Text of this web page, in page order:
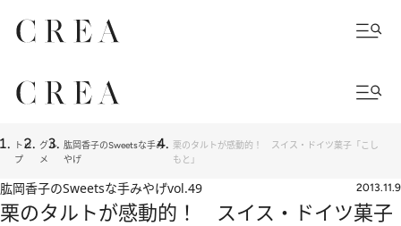
トッ
プ
グル
メ
肱岡香子のSweetsな手み
やげ
栗のタルトが感動的！ スイス・ドイツ菓子「こし
もと」
肱岡香子のSweetsな手みやげvol.49 2013.11.9
栗のタルトが感動的！ スイス・ドイツ菓子